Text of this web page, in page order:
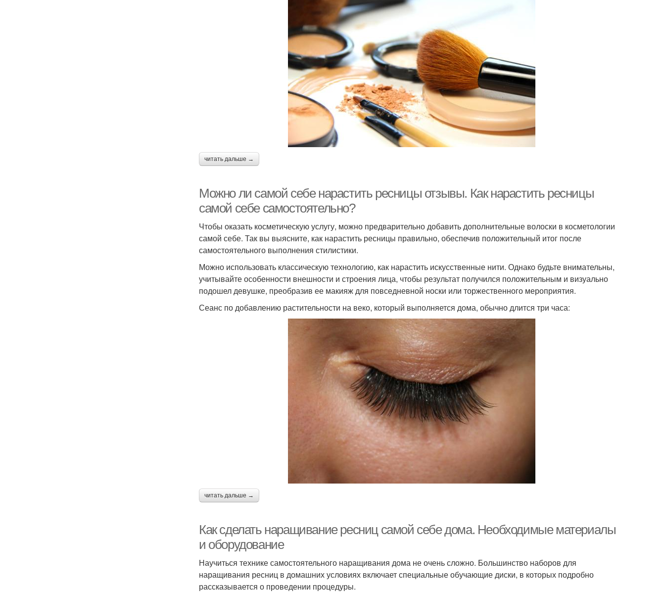
читать дальше →
Можно ли самой себе нарастить ресницы отзывы. Как нарастить ресницы
самой себе самостоятельно?
Чтобы оказать косметическую услугу, можно предварительно добавить дополнительные волоски в косметологии
самой себе. Так вы выясните, как нарастить ресницы правильно, обеспечив положительный итог после
самостоятельного выполнения стилистики.
Можно использовать классическую технологию, как нарастить искусственные нити. Однако будьте внимательны,
учитывайте особенности внешности и строения лица, чтобы результат получился положительным и визуально
подошел девушке, преобразив ее макияж для повседневной носки или торжественного мероприятия.
Сеанс по добавлению растительности на веко, который выполняется дома, обычно длится три часа:
читать дальше →
Как сделать наращивание ресниц самой себе дома. Необходимые материалы
и оборудование
Научиться технике самостоятельного наращивания дома не очень сложно. Большинство наборов для
наращивания ресниц в домашних условиях включает специальные обучающие диски, в которых подробно
рассказывается о проведении процедуры.